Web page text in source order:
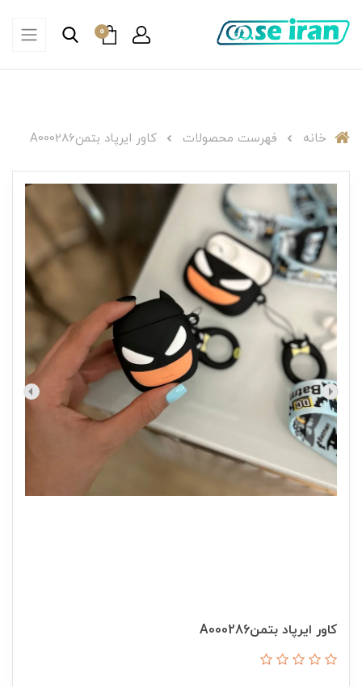
0
خانه فهرست محصولات کاور ایرپاد بتمنA000286
کاور ایرپاد بتمنA000286